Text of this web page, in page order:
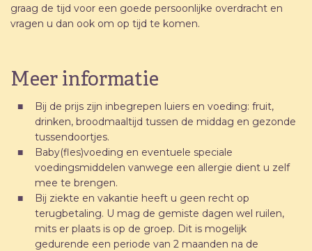
graag de tijd voor een goede persoonlijke overdracht en
vragen u dan ook om op tijd te komen.
Meer informatie
Bij de prijs zijn inbegrepen luiers en voeding: fruit,
drinken, broodmaaltijd tussen de middag en gezonde
tussendoortjes.
Baby(fles)voeding en eventuele speciale
voedingsmiddelen vanwege een allergie dient u zelf
mee te brengen.
Bij ziekte en vakantie heeft u geen recht op
terugbetaling. U mag de gemiste dagen wel ruilen,
mits er plaats is op de groep. Dit is mogelijk
gedurende een periode van 2 maanden na de